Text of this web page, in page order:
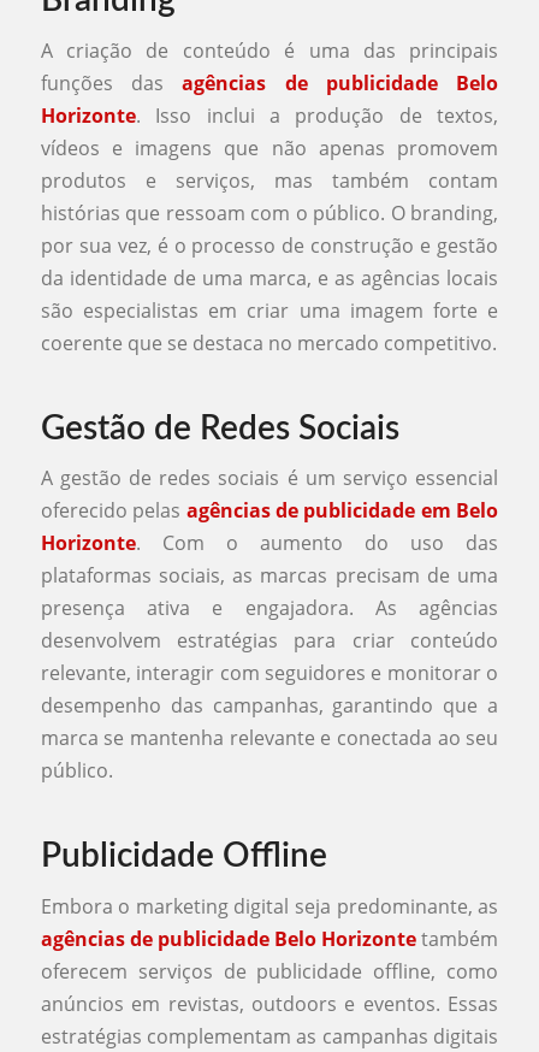
A criação de conteúdo é uma das principais
funções dasagências de publicidade Belo
Horizonte. Isso inclui a produção de textos,
vídeos e imagens que não apenas promovem
produtos e serviços, mas também contam
histórias que ressoam com o público. O branding,
por sua vez, é o processo de construção e gestão
da identidade de uma marca, e as agências locais
são especialistas em criar uma imagem forte e
coerente que se destaca no mercado competitivo.
Gestão de Redes Sociais
A gestão de redes sociais é um serviço essencial
oferecido pelas agências de publicidade em Belo
Horizonte. Com o aumento do uso das
plataformas sociais, as marcas precisam de uma
presença ativa e engajadora. As agências
desenvolvem estratégias para criar conteúdo
relevante, interagir com seguidores e monitorar o
desempenho das campanhas, garantindo que a
marca se mantenha relevante e conectada ao seu
público.
Publicidade Offline
Embora o marketing digital seja predominante, as
agências de publicidade Belo Horizontetambém
oferecem serviços de publicidade offline, como
anúncios em revistas, outdoors e eventos. Essas
estratégias complementam as campanhas digitais